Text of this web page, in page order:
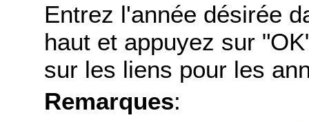
Entrez l'année désirée
haut et appuyez sur
sur les liens pour les
Remarques: